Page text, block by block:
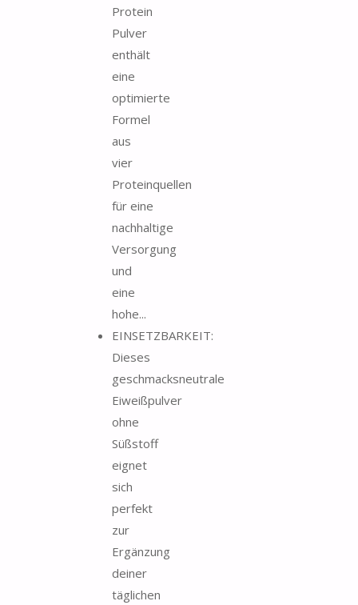
Protein
Pulver
enthält
eine
optimierte
Formel
aus
vier
Proteinquellen
für eine
nachhaltige
Versorgung
und
eine
hohe...
EINSETZBARKEIT:
Dieses
geschmacksneutrale
Eiweißpulver
ohne
Süßstoff
eignet
sich
perfekt
zur
Ergänzung
deiner
täglichen